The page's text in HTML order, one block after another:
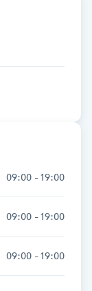
09:00 - 19:00
09:00 - 19:00
09:00 - 19:00